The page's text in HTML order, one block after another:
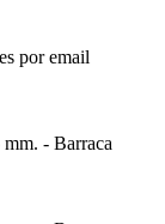
por email